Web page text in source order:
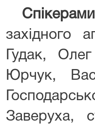
західного
Гудак,
Юрчук,
Заверуха,